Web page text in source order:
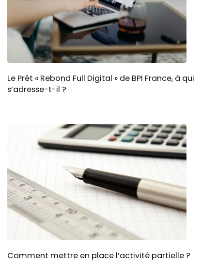
Le Prêt « Rebond Full Digital » de BPI France, à qui
s’adresse-t-il ?
Comment mettre en place l’activité partielle ?